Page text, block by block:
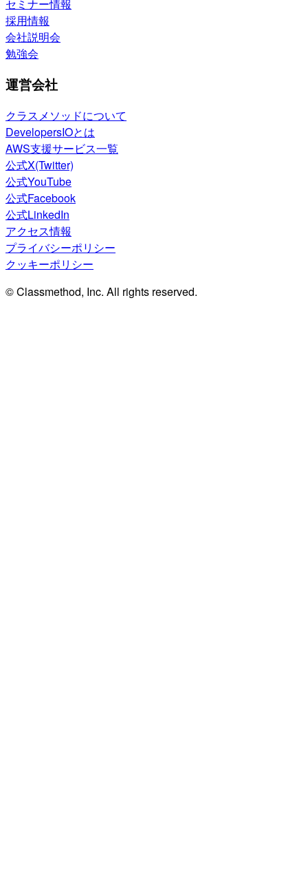
セミナー情報
採用情報
会社説明会
勉強会
運営会社
クラスメソッドについて
DevelopersIOとは
AWS支援サービス一覧
公式X(Twitter)
公式YouTube
公式Facebook
公式LinkedIn
アクセス情報
プライバシーポリシー
クッキーポリシー
© Classmethod, Inc. All rights reserved.